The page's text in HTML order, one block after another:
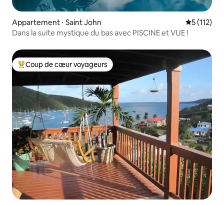
Appartement ⋅ Saint John Évaluation
5 (112)
Dans la suite mystique du bas avec PISCINE et VUE !
Coups de cœur voyageurs les plus appréciés
Coup de cœur voyageurs